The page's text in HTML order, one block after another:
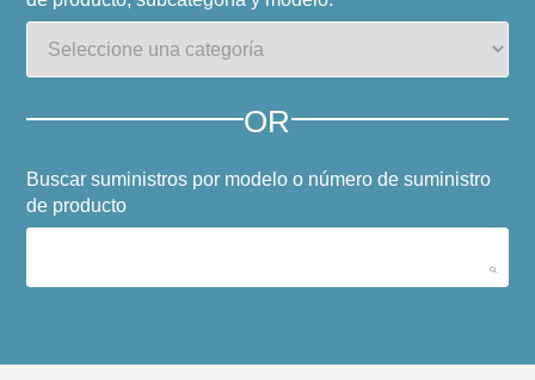
OR
Buscar suministros por modelo o número de suministro
de producto